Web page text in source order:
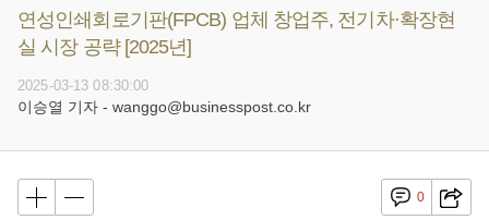
연성인쇄회로기판(FPCB) 업체 창업주, 전기차·확장현
실 시장 공략 [2025년]
2025-03-13 08:30:00
이승열 기자 - wanggo@businesspost.co.kr
0